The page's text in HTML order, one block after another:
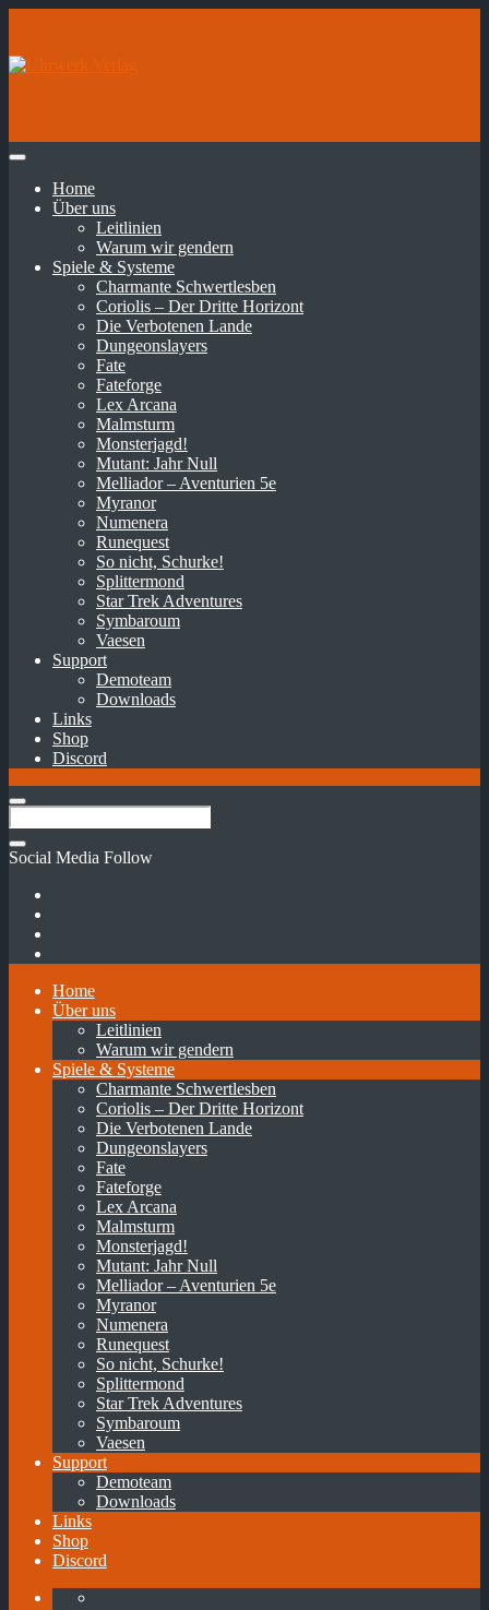
Home
Über uns
Leitlinien
Warum wir gendern
Spiele & Systeme
Charmante Schwertlesben
Coriolis – Der Dritte Horizont
Die Verbotenen Lande
Dungeonslayers
Fate
Fateforge
Lex Arcana
Malmsturm
Monsterjagd!
Mutant: Jahr Null
Melliador – Aventurien 5e
Myranor
Numenera
Runequest
So nicht, Schurke!
Splittermond
Star Trek Adventures
Symbaroum
Vaesen
Support
Demoteam
Downloads
Links
Shop
Discord
Social Media Follow
Home
Über uns
Leitlinien
Warum wir gendern
Spiele & Systeme
Charmante Schwertlesben
Coriolis – Der Dritte Horizont
Die Verbotenen Lande
Dungeonslayers
Fate
Fateforge
Lex Arcana
Malmsturm
Monsterjagd!
Mutant: Jahr Null
Melliador – Aventurien 5e
Myranor
Numenera
Runequest
So nicht, Schurke!
Splittermond
Star Trek Adventures
Symbaroum
Vaesen
Support
Demoteam
Downloads
Links
Shop
Discord